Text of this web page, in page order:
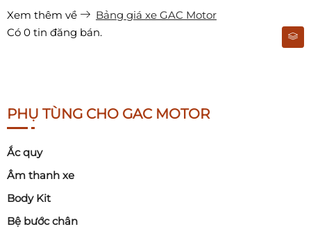
Xem thêm về
Bảng giá xe GAC Motor
Có 0 tin đăng bán.
PHỤ TÙNG CHO GAC MOTOR
Ắc quy
Âm thanh xe
Body Kit
Bệ bước chân